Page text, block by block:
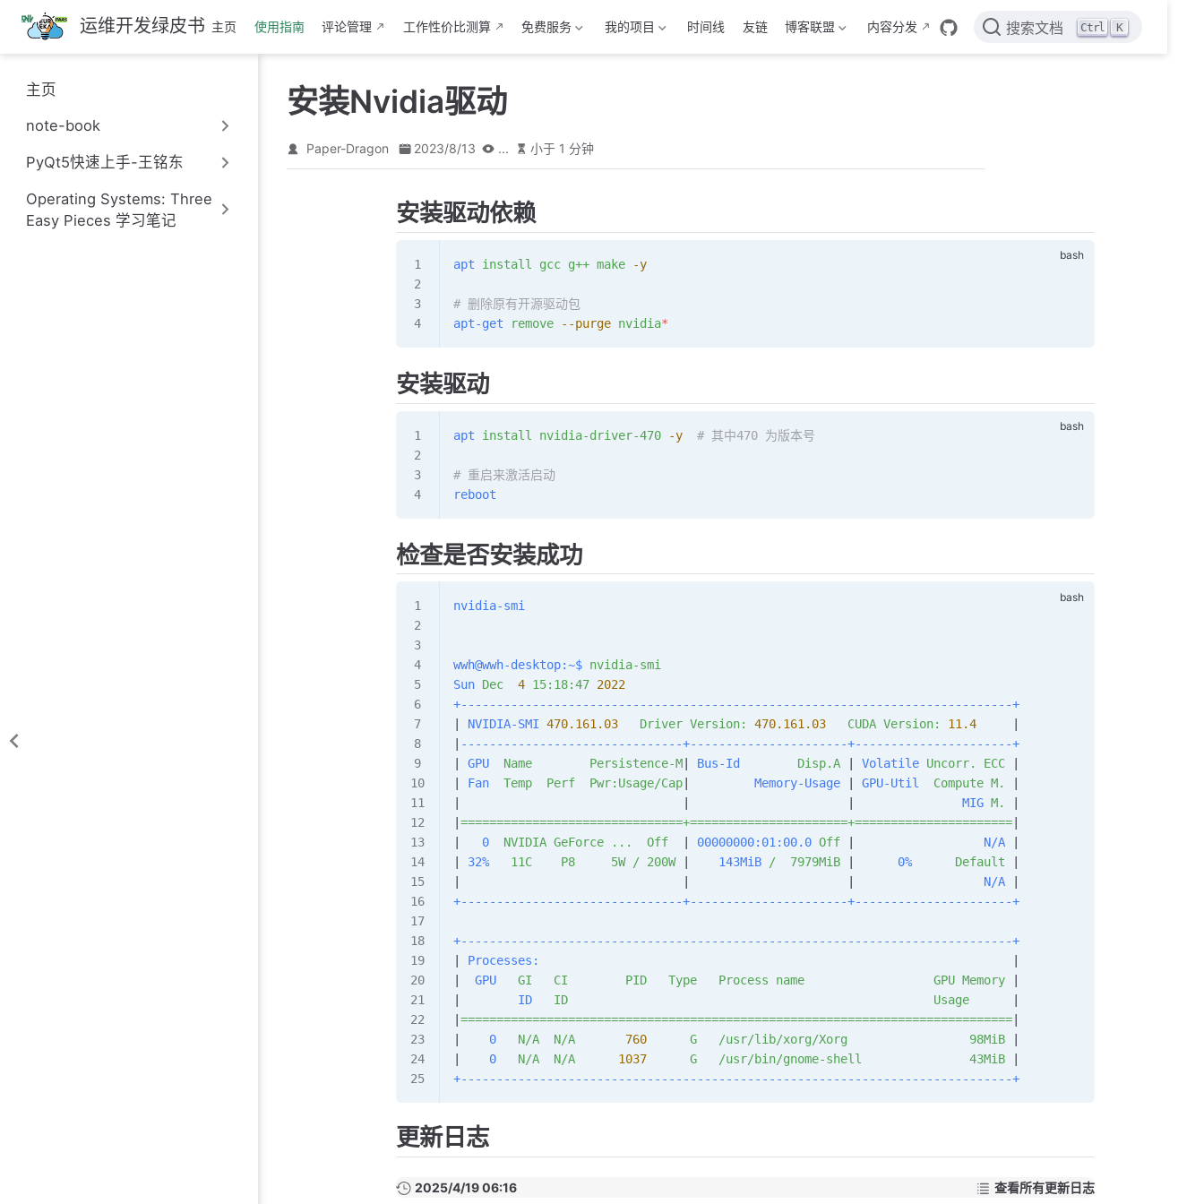
跳
至
主
要
內
运维开发绿皮书 主页 使用指南 评论管理 工作性价比测算 免费服务 我的项目 时间线 友链 博客联盟 内容分发 搜索文档 Ctrl K
主页
note-book
PyQt5快速上手-王铭东
Operating Systems: Three
Easy Pieces 学习笔记
安装Nvidia驱动
Paper-Dragon 2023/8/13 ... 小于 1 分钟
安装驱动依赖
apt install gcc g++ make -y
# 删除原有开源驱动包
apt-get remove --purge nvidia*
安装驱动
apt install nvidia-driver-470 -y
  # 其中470 为版本号
# 重启来激活启动
reboot
检查是否安装成功
nvidia-smi
wwh@wwh-desktop:~$ nvidia-smi
Sun Dec
  4
15:18:47 2022
+-----------------------------------------------------------------------------+
NVIDIA-SMI 470.161.03
   Driver
Version: 470.161.03
   CUDA
Version: 11.4
-------------------------------+----------------------+----------------------+
GPU
  Name
        Persistence-M
Bus-Id
        Disp.A
Volatile Uncorr. ECC
Fan
  Temp
  Perf
  Pwr:Usage/Cap
Memory-Usage GPU-Util
  Compute
M.
MIG M.
===============================+======================+======================
0
  NVIDIA
GeForce ...
  Off
00000000:01:00.0 Off N/A
32%
   11C
    P8
     5W
/ 200W | 143MiB /
  7979MiB
0%
      Default
N/A
+-------------------------------+----------------------+----------------------+
+-----------------------------------------------------------------------------+
Processes:
GPU
   GI
   CI
        PID
   Type
   Process
name
                  GPU
Memory
ID
   ID
                                                   Usage
=============================================================================
0
   N/A
  N/A
       760
      G
   /usr/lib/xorg/Xorg
                 98MiB
0
   N/A
  N/A
      1037
      G
   /usr/bin/gnome-shell
               43MiB
+-----------------------------------------------------------------------------+
更新日志
2025/4/19 06:16 查看所有更新日志